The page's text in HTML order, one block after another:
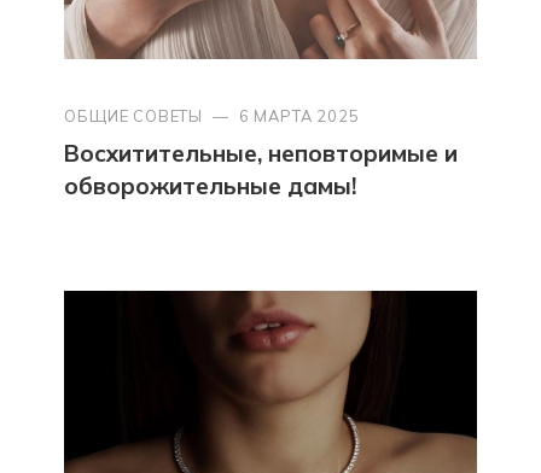
ОБЩИЕ СОВЕТЫ — 6 МАРТА 2025
Восхитительные, неповторимые и
обворожительные дамы!